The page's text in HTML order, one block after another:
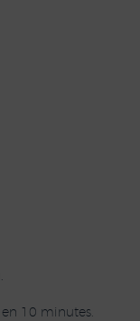
10 minutes.